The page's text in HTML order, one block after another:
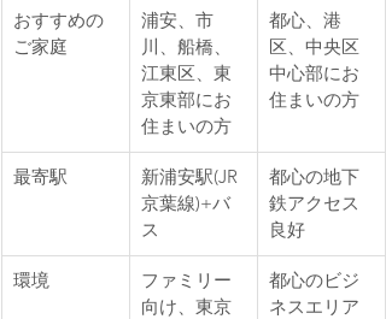
おすすめの
ご家庭
浦安、市
川、船橋、
江東区、東
京東部にお
住まいの方
都心、港
区、中央区
中心部にお
住まいの方
最寄駅
新浦安駅(JR
京葉線)+バ
ス
都心の地下
鉄アクセス
良好
環境
ファミリー
向け、東京
都心のビジ
ネスエリア